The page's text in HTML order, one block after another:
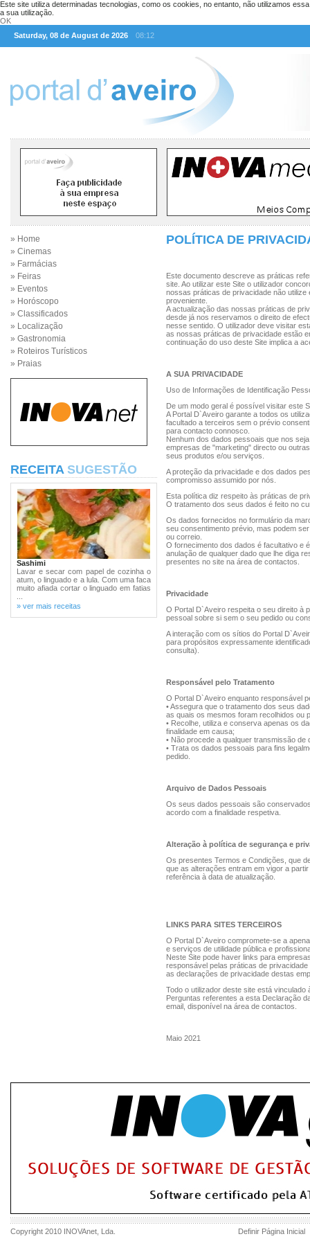
Este site utiliza determinadas tecnologias, como os cookies, no entanto, não utilizamos
a sua utilização.
OK
Saturday, 08 de August de 2026
08:12
» Home
» Cinemas
» Farmácias
» Feiras
» Eventos
» Horóscopo
» Classificados
» Localização
» Gastronomia
» Roteiros Turísticos
» Praias
RECEITA SUGESTÃO
Sashimi
Lavar e secar com papel de cozinha o
atum, o linguado e a lula. Com uma faca
muito afiada cortar o linguado em fatias
» ver mais receitas
POLÍTICA DE
Este documento descreve as práticas
site. Ao utilizar este Site o utilizador
nossas práticas de privacidade não utilize
proveniente.
A actualização das nossas práticas de
desde já nos reservamos o direito de
nesse sentido. O utilizador deve visitar
as nossas práticas de privacidade estão
continuação do uso deste Site implica a
A SUA PRIVACIDADE
Uso de Informações de Identificação
De um modo geral é possível visitar este
A Portal D`Aveiro garante a todos os
facultado a terceiros sem o prévio
para contacto connosco.
Nenhum dos dados pessoais que nos
empresas de "marketing" directo ou
seus produtos e/ou serviços.
A proteção da privacidade e dos dados
compromisso assumido por nós.
Esta política diz respeito às práticas de
O tratamento dos seus dados é feito no
Os dados fornecidos no formulário da
seu consentimento prévio, mas podem
ou correio.
O fornecimento dos dados é facultativo e
anulação de qualquer dado que lhe diga
presentes no site na área de contactos.
Privacidade
O Portal D`Aveiro respeita o seu direito à
pessoal sobre si sem o seu pedido ou
A interação com os sítios do Portal
para propósitos expressamente
consulta).
Responsável pelo Tratamento
O Portal D`Aveiro enquanto responsável
• Assegura que o tratamento dos seus
as quais os mesmos foram recolhidos ou
• Recolhe, utiliza e conserva apenas os
finalidade em causa;
• Não procede a qualquer transmissão
• Trata os dados pessoais para fins
pedido.
Arquivo de Dados Pessoais
Os seus dados pessoais são
acordo com a finalidade respetiva.
Alteração à política de segurança e
Os presentes Termos e Condições, que
que as alterações entram em vigor a
referência à data de atualização.
LINKS PARA SITES TERCEIROS
O Portal D`Aveiro compromete-se a
e serviços de utilidade pública e
Neste Site pode haver links para
responsável pelas práticas de
as declarações de privacidade destas
Todo o utilizador deste site está
Perguntas referentes a esta Declaração
email, disponível na área de contactos.
Maio 2021
Copyright 2010 INOVAnet , Lda. Definir Página Inicial